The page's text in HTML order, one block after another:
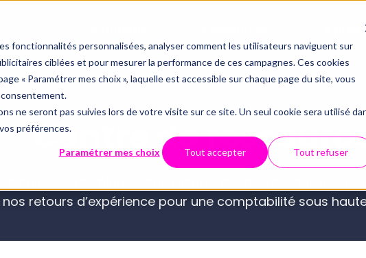
fonctionnalités personnalisées, analyser comment les utilisateurs naviguent sur
ciblées et pour mesurer la performance de ces campagnes. Ces cookies
« Paramétrer mes choix », laquelle est accessible sur chaque page du site, vous
ne seront pas suivies lors de votre visite sur ce site. Un seul cookie sera utilisé
préférences.
Paramétrer mes choix Tout accepter Tout refuser
Offres
Examen de Conformité
API
Webinaires Centre d'aide
Par
Le contrôle
Tout savoir
Data et
À
Qui
Sécurité
Centre de
livres blancs, cas clients… découvrez tous nos
retours d’expérience pour une comptabilité sous